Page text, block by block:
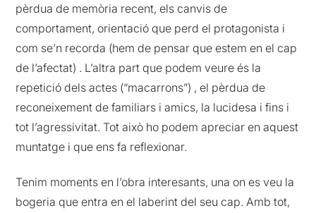
pèrdua de memòria recent, els canvis de
comportament, orientació que perd el protagonista i
com se’n recorda (hem de pensar que estem en el cap
de l’afectat) . L’altra part que podem veure és la
repetició dels actes (“macarrons”) , el pèrdua de
reconeixement de familiars i amics, la lucidesa i fins i
tot l’agressivitat. Tot això ho podem apreciar en aquest
muntatge i que ens fa reflexionar.
Tenim moments en l’obra interesants, una on es veu la
bogeria que entra en el laberint del seu cap. Amb tot,